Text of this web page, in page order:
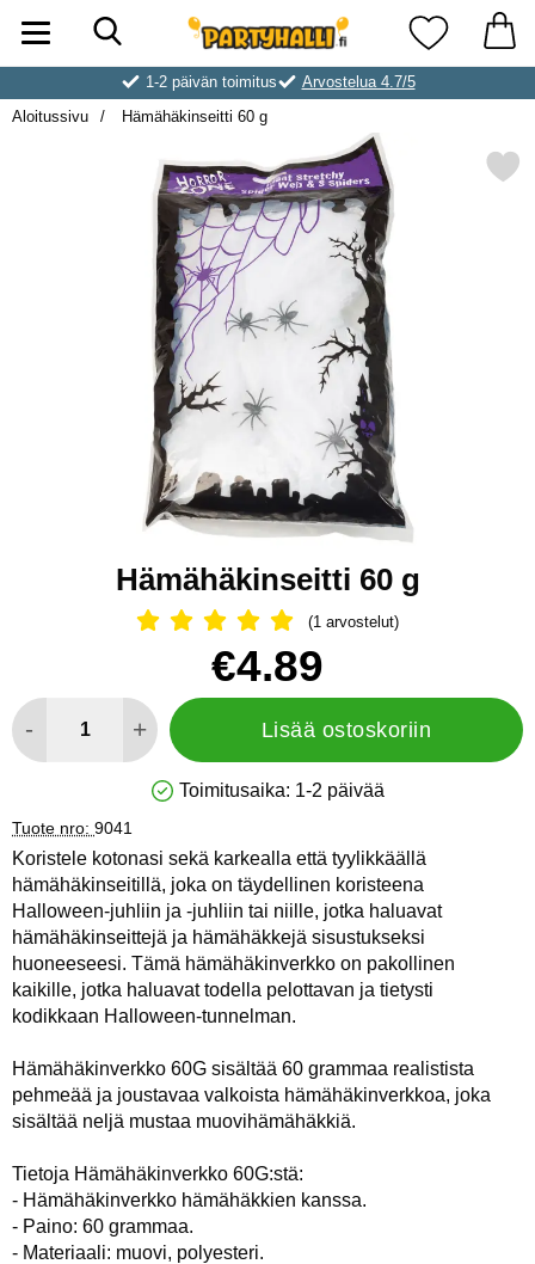
Ostoskori laajennettu Partyhallen AB
Suosikkini
1-2 päivän toimitus
Arvostelua 4.7/5
Aloitussivu
Hämähäkinseitti 60 g
Merkitse
Hämähäkinseitti 60 g
Arvostelu: 5 Tähdet, Ohita kaikki
(1 arvostelut)
hinta
€4.89
- + Lisää ostoskoriin
Saatavuus: Varastossa
Toimitusaika: 1-2 päivää
Tuote nro: 9041
Koristele kotonasi sekä karkealla että tyylikkäällä
hämähäkinseitillä, joka on täydellinen koristeena
Halloween-juhliin ja -juhliin tai niille, jotka haluavat
hämähäkinseittejä ja hämähäkkejä sisustukseksi
huoneeseesi. Tämä hämähäkinverkko on pakollinen
kaikille, jotka haluavat todella pelottavan ja tietysti
kodikkaan Halloween-tunnelman.
Hämähäkinverkko 60G sisältää 60 grammaa realistista
pehmeää ja joustavaa valkoista hämähäkinverkkoa, joka
sisältää neljä mustaa muovihämähäkkiä.
Tietoja Hämähäkinverkko 60G:stä:
- Hämähäkinverkko hämähäkkien kanssa.
- Paino: 60 grammaa.
- Materiaali: muovi, polyesteri.